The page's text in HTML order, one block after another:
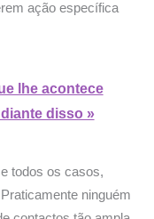
ação específica
lhe acontece
disso »
todos os casos,
ninguém